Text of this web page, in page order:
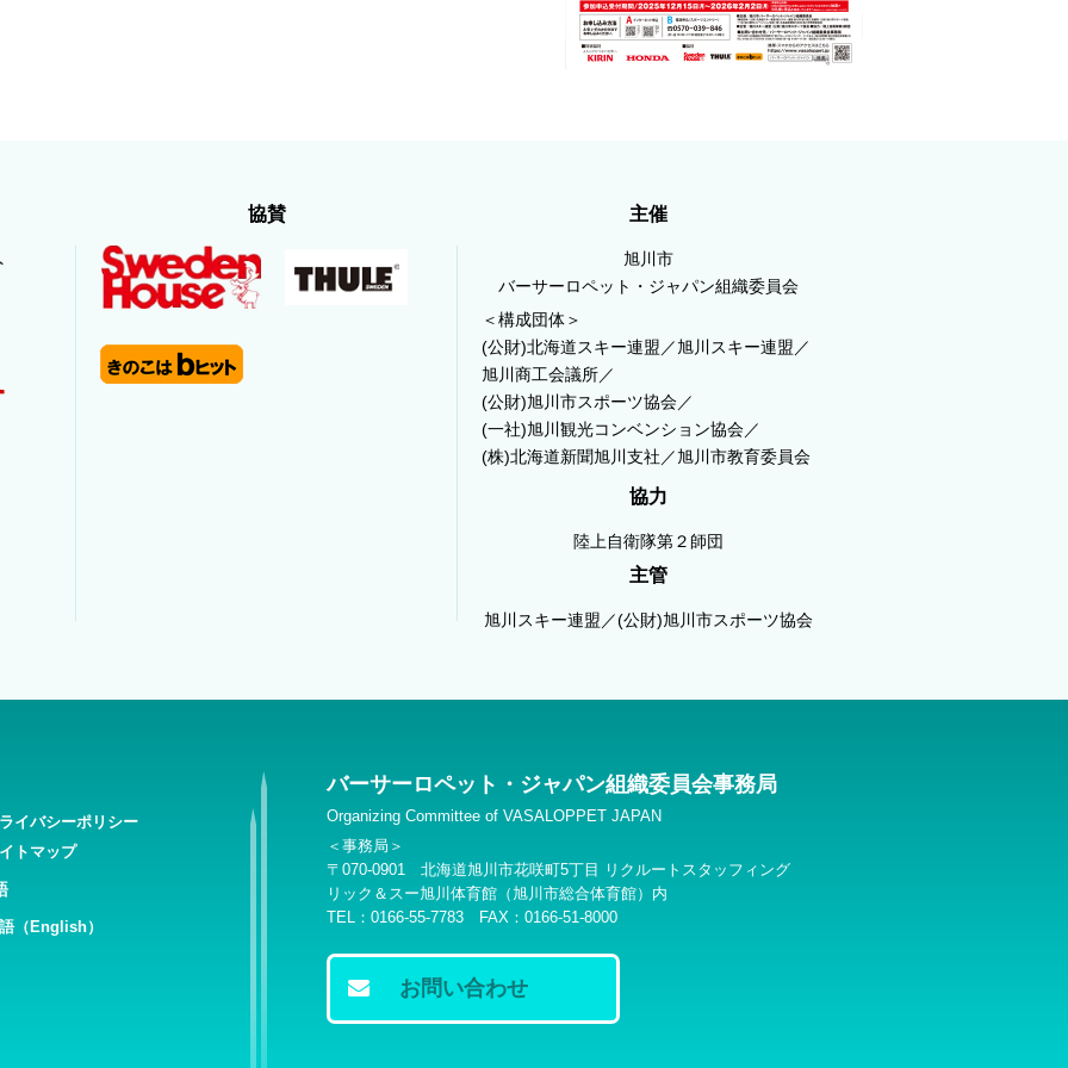
協賛 主催
旭川市
バーサーロペット・ジャパン組織委員会
＜構成団体＞
(公財)北海道スキー連盟／旭川スキー連盟／
旭川商工会議所／
(公財)旭川市スポーツ協会／
(一社)旭川観光コンベンション協会／
(株)北海道新聞旭川支社／旭川市教育委員会
協力
陸上自衛隊第２師団
主管
旭川スキー連盟／(公財)旭川市スポーツ協会
イバシーポリシー
トマップ
（English）
バーサーロペット・ジャパン組織委員会事務局
Organizing Committee of VASALOPPET JAPAN
＜事務局＞
〒070-0901 北海道旭川市花咲町5丁目 リクルートスタッフィング
リック＆スー旭川体育館（旭川市総合体育館）内
TEL：0166-55-7783 FAX：0166-51-8000
お問い合わせ